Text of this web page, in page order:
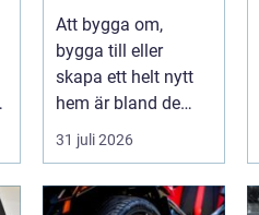
partner för ditt
projekt
Att bygga om,
bygga till eller
skapa ett helt nytt
hem är bland de
största
investeringar m...
31 juli 2026